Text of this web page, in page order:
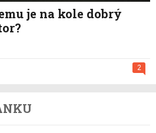
je na kole dobrý
2